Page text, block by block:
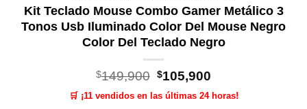
Kit Teclado Mouse Combo Gamer Metálico 3
Tonos Usb Iluminado Color Del Mouse Negro
Color Del Teclado Negro
$149,900 El
precio
original
$105,900
actual
🛒 ¡11 vendidos en las últimas 24 horas!